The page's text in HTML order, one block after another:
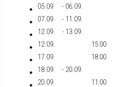
05.09.
- 06.09.
07.09.
- 11.09.
12.09.
- 13.09.
12.09.
15:00
17.09.
18:00
18.09.
- 20.09.
20.09.
11:00